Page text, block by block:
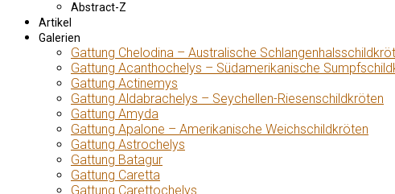
Abstract-Z
Artikel
Galerien
Gattung Chelodina – Australische
Gattung Acanthochelys – Südamerikanische
Gattung Actinemys
Gattung Aldabrachelys – Seychellen-Riesenschildkröten
Gattung Amyda
Gattung Apalone – Amerikanische Weichschildkröten
Gattung Astrochelys
Gattung Batagur
Gattung Caretta
Gattung Carettochelys